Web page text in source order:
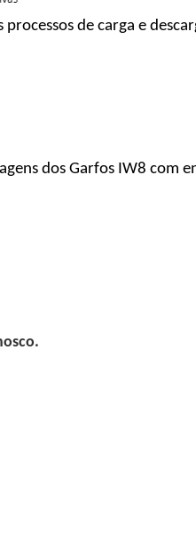
de carga e
dos Garfos IW8 com